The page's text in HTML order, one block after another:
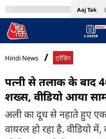
Aaj Tak
MumbaiTak
Hindi News ट्रेंडिंग
पत्नी से तलाक के बाद
शख्स, वीडियो आया
अली का दूध से नहाते हुए एक
वायरल हो रहा है. वीडियो